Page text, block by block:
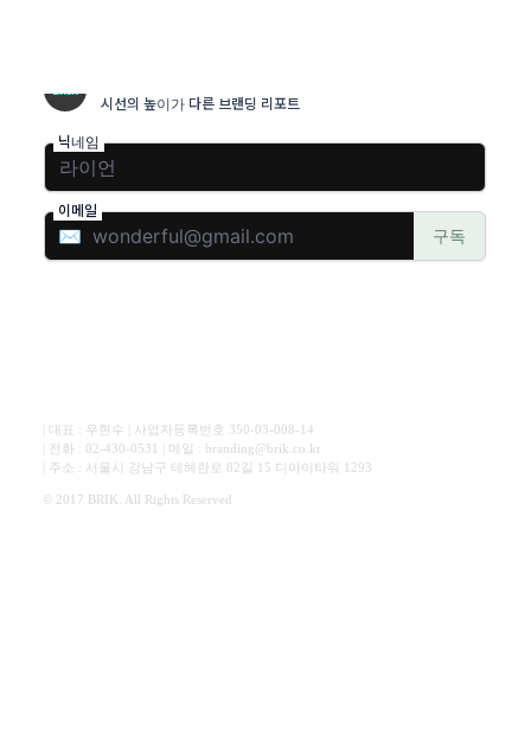
| 대표 : 우현수 | 사업자등록번호 350-03-008-14
| 전화 : 02-430-0531 | 메일 : branding@brik.co.kr
| 주소 : 서울시 강남구 테헤란로 82길 15 디아이타워 1293
© 2017 BRIK. All Rights Reserved